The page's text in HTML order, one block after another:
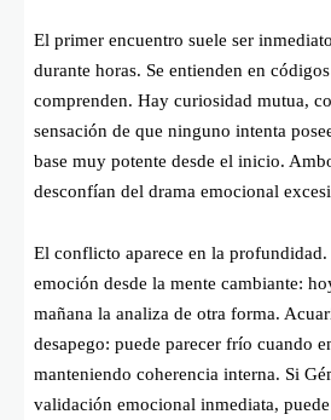
El primer encuentro suele ser
durante horas. Se entienden en
comprenden. Hay curiosidad mutua,
sensación de que ninguno intenta
base muy potente desde el inicio.
desconfían del drama emocional
El conflicto aparece en la
emoción desde la mente cambiante:
mañana la analiza de otra forma.
desapego: puede parecer frío cuando
manteniendo coherencia interna. Si
validación emocional inmediata,